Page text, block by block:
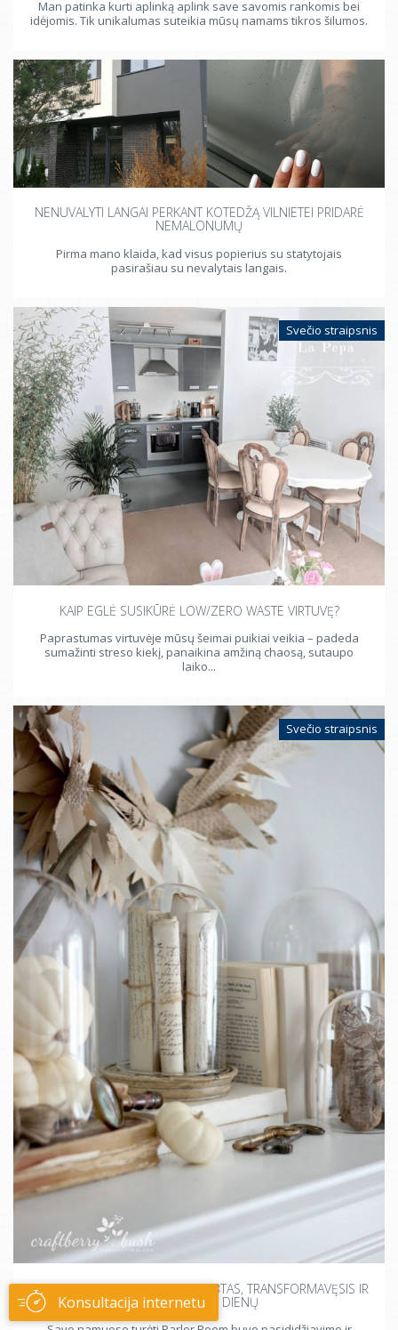
Man patinka kurti aplinką aplink save savomis rankomis bei
idėjomis. Tik unikalumas suteikia mūsų namams tikros šilumos.
NENUVALYTI LANGAI PERKANT KOTEDŽĄ VILNIETEI PRIDARĖ
NEMALONUMŲ
Pirma mano klaida, kad visus popierius su statytojais
pasirašiau su nevalytais langais.
Svečio straipsnis
KAIP EGLĖ SUSIKŪRĖ LOW/ZERO WASTE VIRTUVĘ?
Paprastumas virtuvėje mūsų šeimai puikiai veikia – padeda
sumažinti streso kiekį, panaikina amžiną chaosą, sutaupo
laiko...
Svečio straipsnis
PARLOR DOMES - STIKLINIS GAUBTAS, TRANSFORMAVĘSIS IR
IŠLIKĘS IKI ŠIŲ DIENŲ
Konsultacija internetu